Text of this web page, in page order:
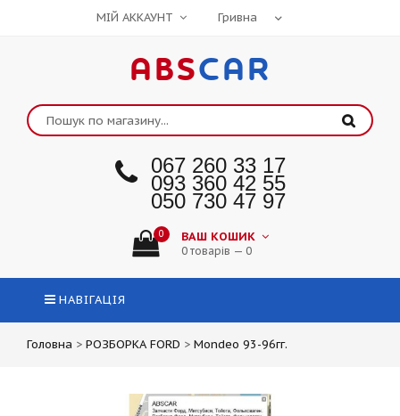
МІЙ АККАУНТ
ABSCAR
067 260 33 17
093 360 42 55
050 730 47 97
0 ВАШ КОШИК
0 товарів — 0
НАВІГАЦІЯ
Головна > РОЗБОРКА FORD > Mondeo 93-96гг.